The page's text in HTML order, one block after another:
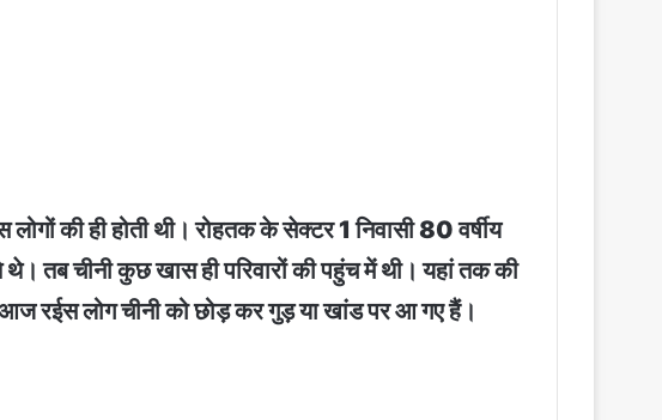
की ही होती थी। रोहतक के सेक्टर 1 निवासी 80 वर्षीय
तब चीनी कुछ खास ही परिवारों की पहुंच में थी। यहां तक की
आज रईस लोग चीनी को छोड़ कर गुड़ या खांड पर आ गए हैं।